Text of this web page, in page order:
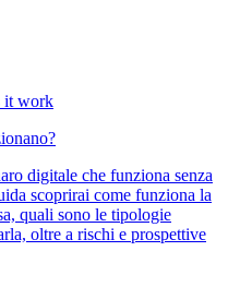
digitale che funziona senza
scoprirai come funziona la
quali sono le tipologie
oltre a rischi e prospettive